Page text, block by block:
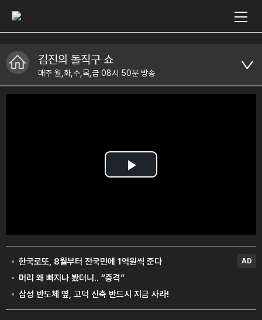
김진의 돌직구 쇼
매주 월,화,수,목,금 08시 50분 방송